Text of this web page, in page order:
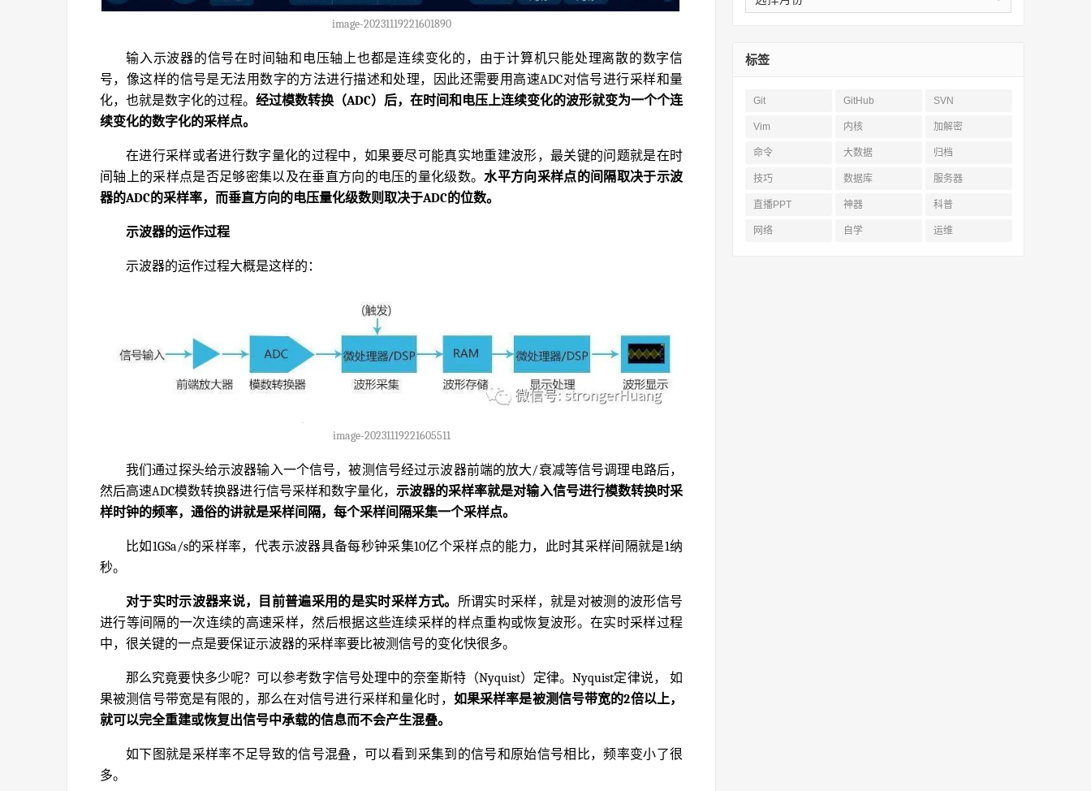
image-20231119221601890
输入示波器的信号在时间轴和电压轴上也都是连续变化的，由于计算机只能处理离散的数字信
号，像这样的信号是无法用数字的方法进行描述和处理，因此还需要用高速ADC对信号进行采样和量
化，也就是数字化的过程。 经过模数转换（ADC）后，在时间和电压上连续变化的波形就变为一个个连
续变化的数字化的采样点。
在进行采样或者进行数字量化的过程中，如果要尽可能真实地重建波形，最关键的问题就是在时
间轴上的采样点是否足够密集以及在垂直方向的电压的量化级数。水平方向采样点的间隔取决于示波
器的ADC的采样率，而垂直方向的电压量化级数则取决于ADC的位数。
示波器的运作过程
示波器的运作过程大概是这样的：
image-20231119221605511
我们通过探头给示波器输入一个信号，被测信号经过示波器前端的放大/衰减等信号调理电路后，
然后高速ADC模数转换器进行信号采样和数字量化，示波器的采样率就是对输入信号进行模数转换时采
样时钟的频率，通俗的讲就是采样间隔，每个采样间隔采集一个采样点。
比如1GSa/s的采样率，代表示波器具备每秒钟采集10亿个采样点的能力，此时其采样间隔就是1纳
秒。
对于实时示波器来说，目前普遍采用的是实时采样方式。 所谓实时采样，就是对被测的波形信号
进行等间隔的一次连续的高速采样，然后根据这些连续采样的样点重构或恢复波形。在实时采样过程
中，很关键的一点是要保证示波器的采样率要比被测信号的变化快很多。
那么究竟要快多少呢？可以参考数字信号处理中的奈奎斯特（Nyquist）定律。Nyquist定律说， 如
果被测信号带宽是有限的，那么在对信号进行采样和量化时， 如果采样率是被测信号带宽的2倍以上，
就可以完全重建或恢复出信号中承载的信息而不会产生混叠。
如下图就是采样率不足导致的信号混叠，可以看到采集到的信号和原始信号相比，频率变小了很
多。
章
标签
Git GitHub SVN
Vim 内核 加解密
命令 大数据 归档
技巧 数据库 服务器
直播PPT 神器 科普
网络 自学 运维